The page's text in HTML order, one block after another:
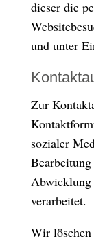
dieser die
und unter
Zur
sozialer
verarbeitet.
Wir löschen